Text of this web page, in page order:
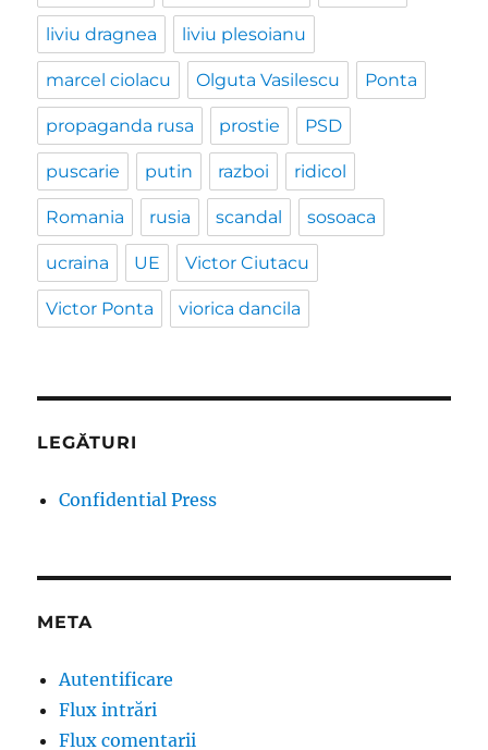
liviu dragnea liviu plesoianu
marcel ciolacu Olguta Vasilescu Ponta
propaganda rusa prostie PSD
puscarie putin razboi ridicol
Romania rusia scandal sosoaca
ucraina UE Victor Ciutacu
Victor Ponta viorica dancila
LEGĂTURI
Confidential Press
META
Autentificare
Flux intrări
Flux comentarii